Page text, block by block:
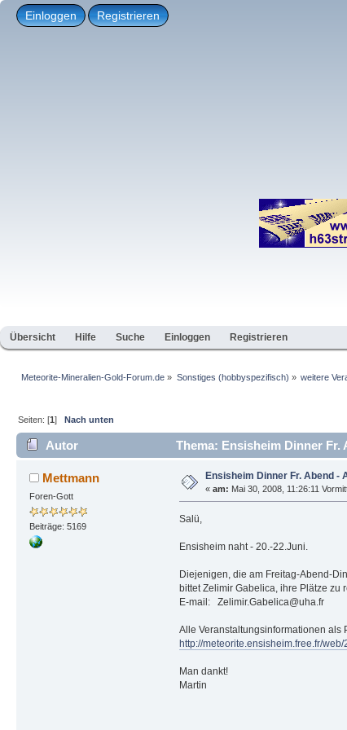
Einloggen Registrieren
Übersicht Hilfe Suche Einloggen Registrieren
Meteorite-Mineralien-Gold-Forum.de » Sonstiges (hobbyspezifisch) » weitere
Seiten: [1]Nach unten
Autor Thema: Ensisheim Dinner Fr.
Mettmann
Foren-Gott
Beiträge: 5169
Ensisheim Dinner Fr. Abend -
« am: Mai 30, 2008, 11:26:11
Salü,
Ensisheim naht - 20.-22.Juni.
Diejenigen, die am Freitag-Abend-
bittet Zelimir Gabelica, ihre Plätze zu
E-mail: Zelimir.Gabelica@uha.fr
Alle Veranstaltungsinformationen als
http://meteorite.ensisheim.free.fr/
Man dankt!
Martin